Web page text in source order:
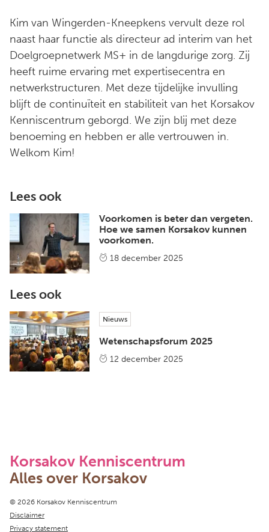
Kim van Wingerden-Kneepkens vervult deze rol
naast haar functie als directeur ad interim van het
Doelgroepnetwerk MS+ in de langdurige zorg. Zij
heeft ruime ervaring met expertisecentra en
netwerkstructuren. Met deze tijdelijke invulling
blijft de continuïteit en stabiliteit van het Korsakov
Kenniscentrum geborgd. We zijn blij met deze
benoeming en hebben er alle vertrouwen in.
Welkom Kim!
Lees ook
Voorkomen is beter dan vergeten.
Hoe we samen Korsakov kunnen
voorkomen.
18 december 2025
Lees ook
Nieuws
Wetenschapsforum 2025
12 december 2025
Korsakov Kenniscentrum
Alles over Korsakov
Copyright navigation
© 2026 Korsakov Kenniscentrum
Disclaimer
Privacy statement